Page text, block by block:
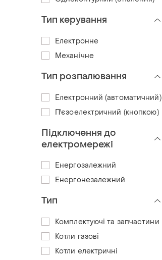
Тип керування
Електронне
Механічне
Тип розпалювання
Електронний (автоматичний)
П'єзоелектричний (кнопкою)
Підключення до
електромережі
Енергозалежний
Енергонезалежний
Тип
Комплектуючі та запчастини
Котли газові
Котли електричні